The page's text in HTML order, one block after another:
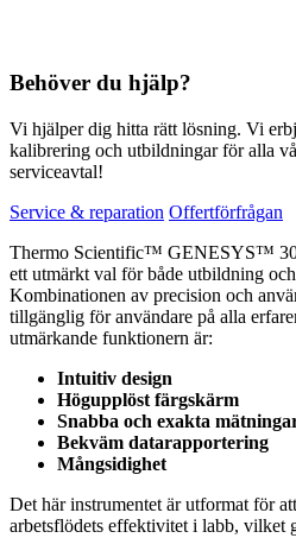
Behöver du hjälp?
Vi hjälper dig hitta rätt lösning. Vi
kalibrering och utbildningar för alla
serviceavtal!
Service & reparation Offertförfrågan
Thermo Scientific™ GENESYS™ 30
ett utmärkt val för både utbildning
Kombinationen av precision och
tillgänglig för användare på alla
utmärkande funktionern är:
Intuitiv design
Högupplöst färgskärm
Snabba och exakta
Bekväm datarapportering
Mångsidighet
Det här instrumentet är utformat för
arbetsflödets effektivitet i labb, vilket